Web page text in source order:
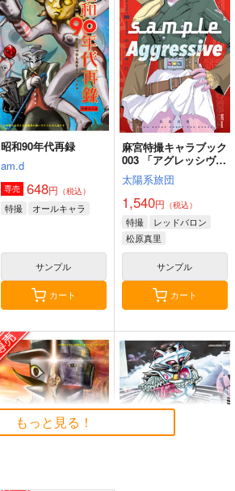
昭和90年代再録
am.d
専売 648円 （税込）
特撮 オールキャラ
サンプル
カート
麻宮特撮キャラブック
003 「アグレッシヴ
松原真里 from スーパ
ーロボット レッドバ
ロン」
太陽系旅団
1,540円 （税込）
特撮
レッドバロン
松原真里
サンプル
カート
もっと見る！